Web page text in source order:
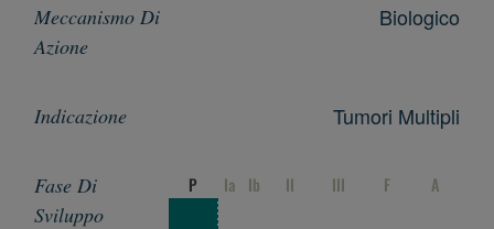
Biologico
Tumori Multipli
P Ia Ib II III F A